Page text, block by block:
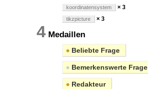
koordinatensystem × 3
tikzpicture × 3
4 Medaillen
● Beliebte Frage
● Bemerkenswerte Frage
● Redakteur